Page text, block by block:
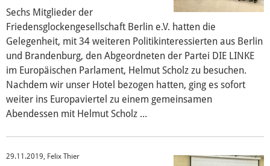
Sechs Mitglieder der
Friedensglockengesellschaft Berlin e.V. hatten die
Gelegenheit, mit 34 weiteren Politikinteressierten aus Berlin
und Brandenburg, den Abgeordneten der Partei DIE LINKE
im Europäischen Parlament, Helmut Scholz zu besuchen.
Nachdem wir unser Hotel bezogen hatten, ging es sofort
weiter ins Europaviertel zu einem gemeinsamen
Abendessen mit Helmut Scholz ...
29.11.2019, Felix Thier